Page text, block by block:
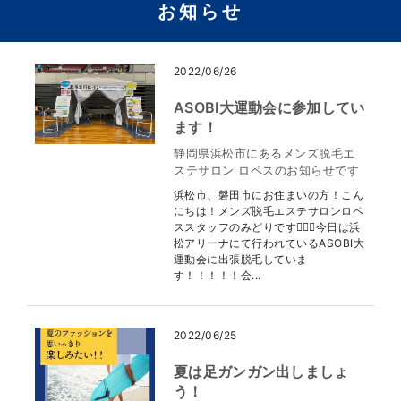
お知らせ
2022/06/26
ASOBI大運動会に参加してい
ます！
静岡県浜松市にあるメンズ脱毛エ
ステサロン ロペスのお知らせです
浜松市、磐田市にお住まいの方！こん
にちは！メンズ脱毛エステサロンロペ
ススタッフのみどりです💁🏻‍♀️今日は浜
松アリーナにて行われているASOBI大
運動会に出張脱毛していま
す！！！！！会...
2022/06/25
夏は足ガンガン出しましょ
う！